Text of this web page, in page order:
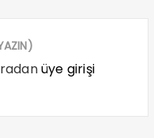
üye girişi